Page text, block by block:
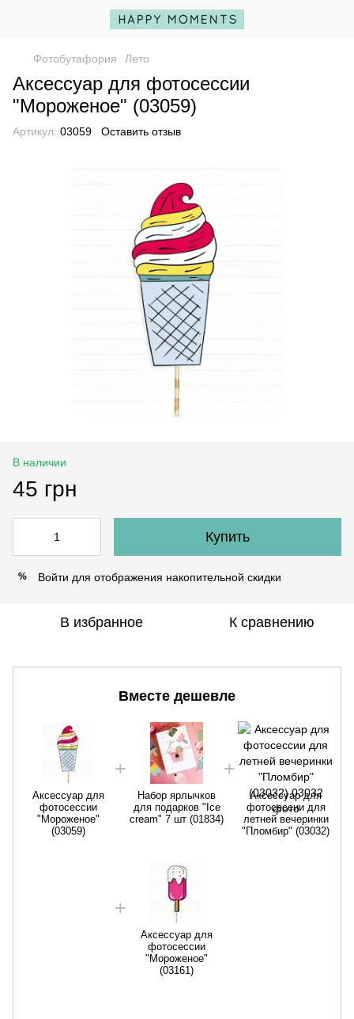
Фотобутафория Лето
Аксессуар для фотосессии
"Мороженое" (03059)
Артикул: 03059 Оставить отзыв
В наличии
45 грн
Купить
% Войти для отображения накопительной скидки
В избранное К сравнению
Вместе дешевле
Аксессуар для
фотосессии
"Мороженое"
(03059)
Набор ярлычков
для подарков "Ice
cream" 7 шт (01834)
Аксессуар для
фотосессии для
летней вечеринки
"Пломбир" (03032)
Аксессуар для
фотосессии
"Мороженое"
(03161)